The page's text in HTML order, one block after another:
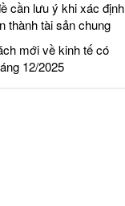
cần lưu ý khi xác định
thành tài sản chung
mới về kinh tế có
12/2025